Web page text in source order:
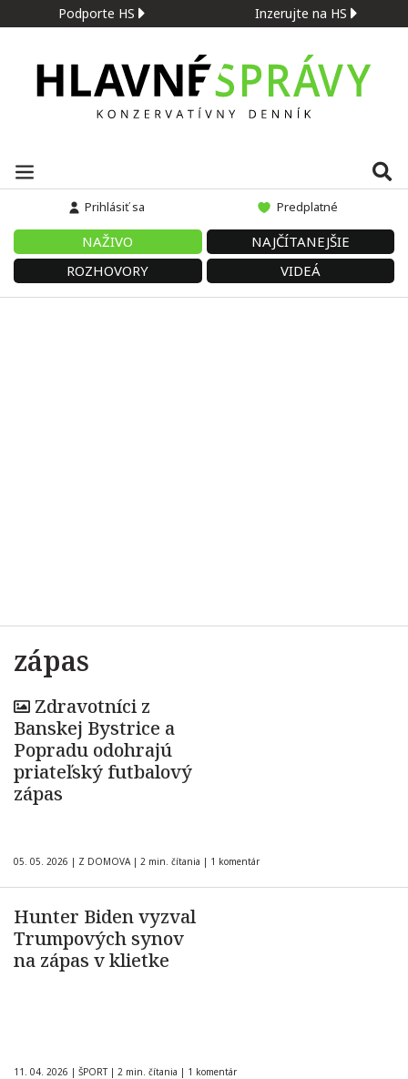
Podporte HS Inzerujte na HS
Prihlásiť sa Predplatné
NAŽIVO
NAJČÍTANEJŠIE
ROZHOVORY
VIDEÁ
zápas
Zdravotníci z
Banskej Bystrice a
Popradu odohrajú
priateľský futbalový
zápas
05. 05. 2026 | Z DOMOVA | 2 min. čítania | 1 komentár
Hunter Biden vyzval
Trumpových synov
na zápas v klietke
11. 04. 2026 | ŠPORT | 2 min. čítania | 1 komentár